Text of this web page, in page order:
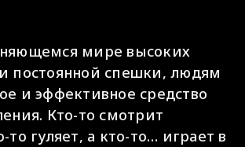
мире высоких
постоянной спешки, людям
и эффективное средство
Кто-то смотрит
то гуляет, а кто-то… играет в